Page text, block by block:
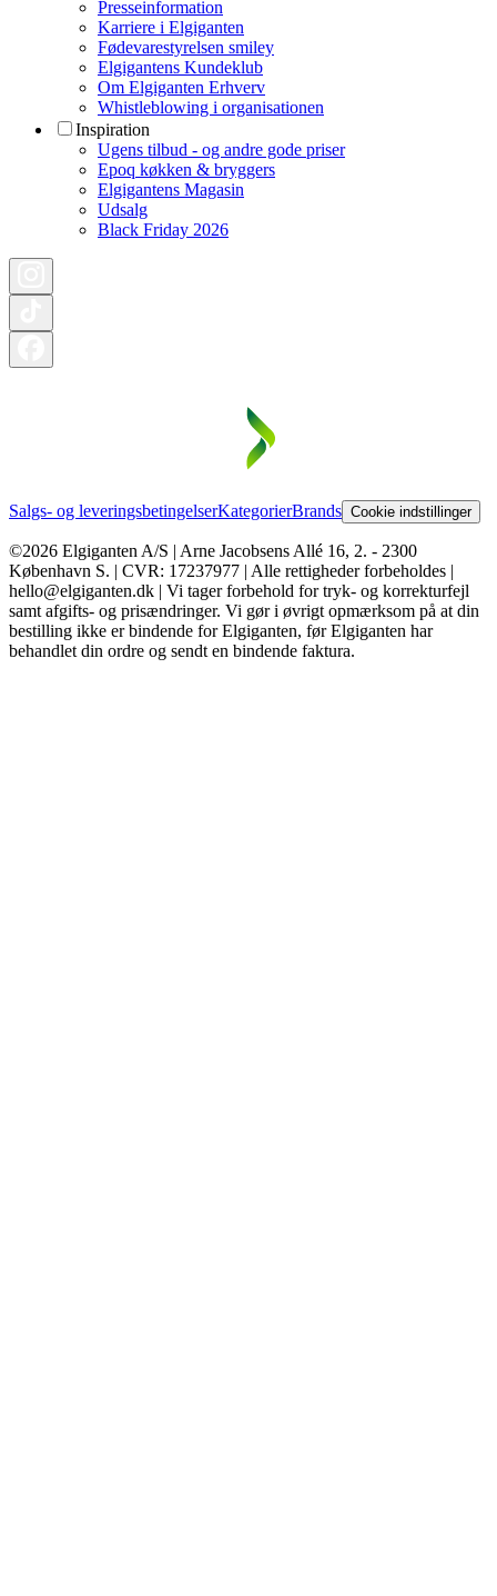
Presseinformation
Karriere i Elgiganten
Fødevarestyrelsen smiley
Elgigantens Kundeklub
Om Elgiganten Erhverv
Whistleblowing i organisationen
Inspiration
Ugens tilbud - og andre gode priser
Epoq køkken & bryggers
Elgigantens Magasin
Udsalg
Black Friday 2026
Salgs- og leveringsbetingelserKategorierBrands Cookie indstillinger
©2026 Elgiganten A/S | Arne Jacobsens Allé 16, 2. - 2300
København S. | CVR: 17237977 | Alle rettigheder forbeholdes |
hello@elgiganten.dk | Vi tager forbehold for tryk- og korrekturfejl
samt afgifts- og prisændringer. Vi gør i øvrigt opmærksom på at din
bestilling ikke er bindende for Elgiganten, før Elgiganten har
behandlet din ordre og sendt en bindende faktura.